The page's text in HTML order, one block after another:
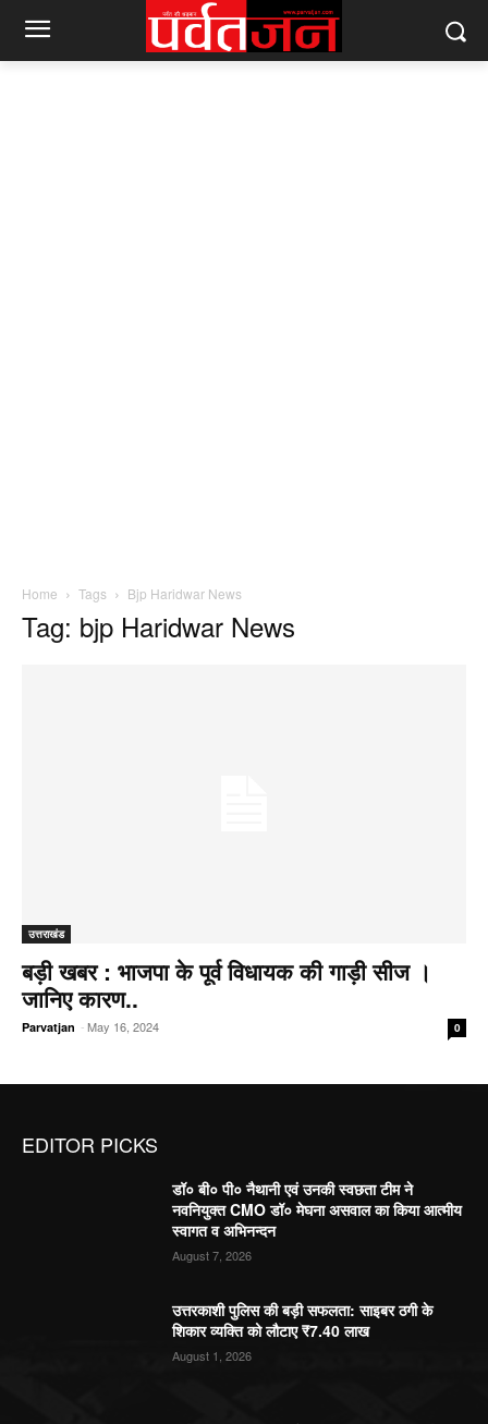
Home Tags Bjp Haridwar News
Tag: bjp Haridwar News
उत्तराखंड
बड़ी खबर : भाजपा के पूर्व विधायक की गाड़ी सीज ।
जानिए कारण..
Parvatjan -May 16, 2024 0
EDITOR PICKS
डॉ० बी० पी० नैथानी एवं उनकी स्वछता टीम ने
नवनियुक्त CMO डॉ० मेघना असवाल का किया आत्मीय
स्वागत व अभिनन्दन
August 7, 2026
उत्तरकाशी पुलिस की बड़ी सफलता: साइबर ठगी के
शिकार व्यक्ति को लौटाए ₹7.40 लाख
August 1, 2026